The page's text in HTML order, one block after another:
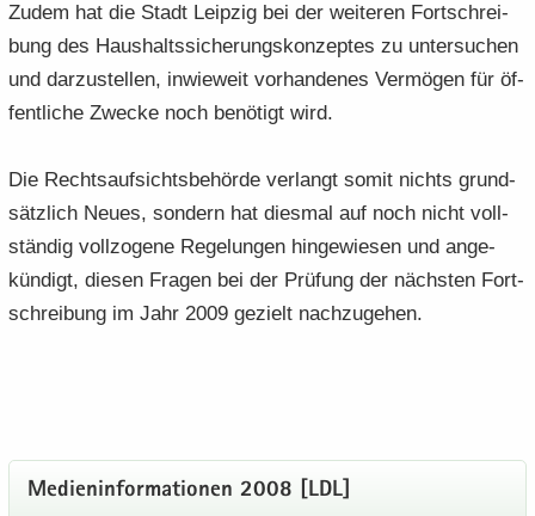
Zudem hat die Stadt Leip­zig bei der wei­te­ren Fort­schrei­
bung des Haus­halts­si­che­rungs­kon­zep­tes zu un­ter­su­chen
und dar­zu­stel­len, in­wie­weit vor­han­de­nes Ver­mö­gen für öf­
fent­li­che Zwe­cke noch be­nö­tigt wird.
Die Rechts­auf­sichts­be­hör­de ver­langt somit nichts grund­
sätz­lich Neues, son­dern hat dies­mal auf noch nicht voll­
stän­dig voll­zo­ge­ne Re­ge­lun­gen hin­ge­wie­sen und an­ge­
kün­digt, die­sen Fra­gen bei der Prü­fung der nächs­ten Fort­
schrei­bung im Jahr 2009 ge­zielt nach­zu­ge­hen.
Me­di­en­in­for­ma­tio­nen 2008 [LDL]